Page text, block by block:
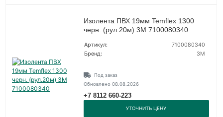
Изолента ПВХ 19мм Temflex 1300
черн. (рул.20м) 3М 7100080340
Артикул:
7100080340
Бренд:
3М
Под заказ
Обновлено 08.08.2026
+7 8112 660-223
УТОЧНИТЬ ЦЕНУ